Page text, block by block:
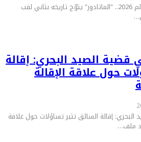
عاجل | إسبانيا بطلة كأس العالم 2026.. "الماتادور" يتوّج تاريخه بثاني لقب
الصيد البحري: إقالة
حول علاقة الإقالة
إقالة السائق تثير تساؤلات حول علاقة
ملف…